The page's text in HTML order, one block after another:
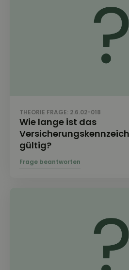
THEORIE FRAGE: 2.6.02-018
Wie lange ist das
gültig?